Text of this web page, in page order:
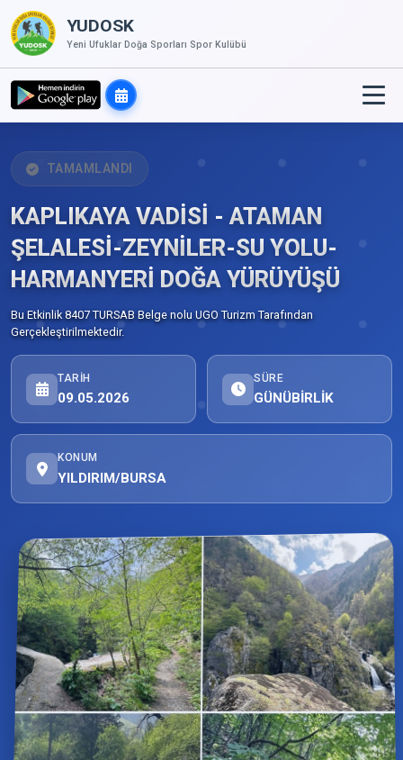
YUDOSK
Yeni Ufuklar Doğa Sporları Spor Kulübü
TAMAMLANDI
KAPLIKAYA VADİSİ - ATAMAN
ŞELALESİ-ZEYNİLER-SU YOLU-
HARMANYERİ DOĞA YÜRÜYÜŞÜ
Bu Etkinlik 8407 TURSAB Belge nolu UGO Turizm Tarafından
Gerçekleştirilmektedir.
TARIH
09.05.2026
SÜRE
GÜNÜBİRLİK
KONUM
YILDIRIM/BURSA